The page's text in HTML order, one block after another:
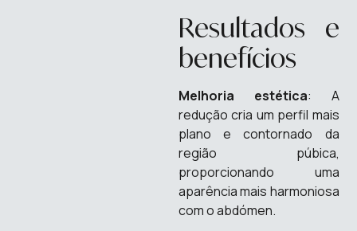
Resultados e
benefícios
Melhoria estética: A
redução cria um perfil mais
plano e contornado da
região púbica,
proporcionando uma
aparência mais harmoniosa
com o abdómen.